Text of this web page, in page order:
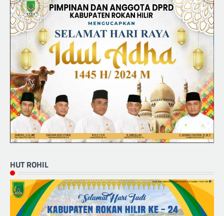
HUT ROHIL